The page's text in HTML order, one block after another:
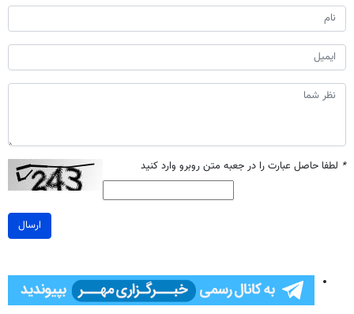
* لطفا حاصل عبارت را در جعبه متن روبرو وارد کنید
ارسال